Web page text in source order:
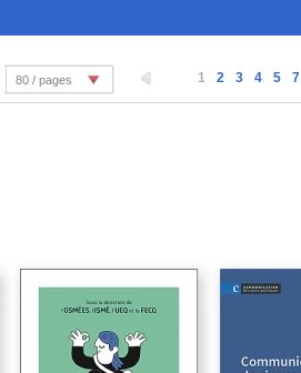
1 2 3 4 5 7
80 / pages